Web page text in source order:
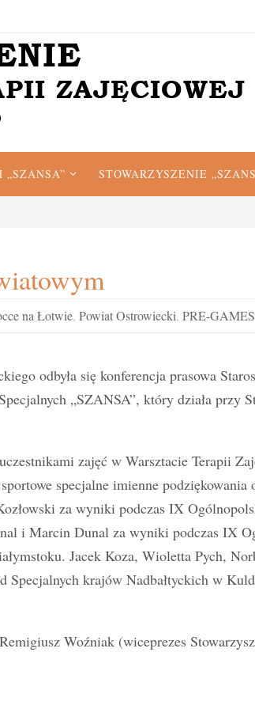
STOWARZYSZENIE
na Łotwie,Powiat Ostrowiecki,PRE-
odbyła się konferencja prasowa
„SZANSA”, który działa przy
zajęć w Warsztacie Terapii
specjalne imienne podziękowania
za wyniki podczas IX
i Marcin Dunal za wyniki podczas IX
Jacek Koza, Wioletta Pych,
krajów Nadbałtyckich w
Woźniak (wiceprezes